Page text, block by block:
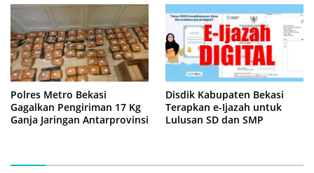
Polres Metro Bekasi
Gagalkan Pengiriman 17 Kg
Ganja Jaringan Antarprovinsi
Disdik Kabupaten Bekasi
Terapkan e-Ijazah untuk
Lulusan SD dan SMP